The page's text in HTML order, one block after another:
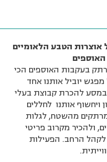
הטבע הלאומיים
בעקבות האוספים הכי
יוביל אותנו אחד
במסע להכרת קבוצת בעלי
ויחשוף אותנו לחללים
מרתקים מהשטח, לגלות
ולהכיר מקרוב פריטי
לקהל הרחב. הפעילות